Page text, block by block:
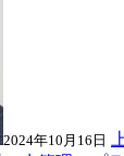
2024年10月16日